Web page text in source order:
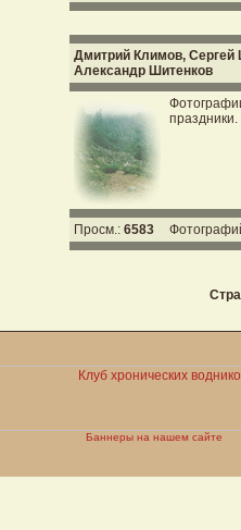
Дмитрий Климов,
Александр Шитенков
праздники.
Просм.: 6583
Баннеры на нашем сайте